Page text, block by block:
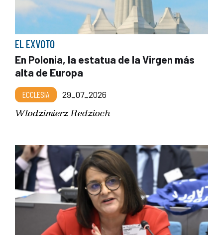
EL EXVOTO
En Polonia, la estatua de la Virgen más
alta de Europa
ECCLESIA 29_07_2026
Wlodzimierz Redzioch